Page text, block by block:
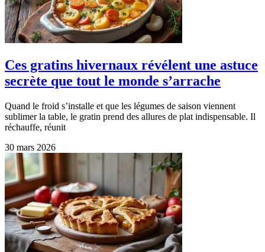
Ces gratins hivernaux révélent une astuce
secrète que tout le monde s’arrache
Quand le froid s’installe et que les légumes de saison viennent
sublimer la table, le gratin prend des allures de plat indispensable. Il
réchauffe, réunit
30 mars 2026